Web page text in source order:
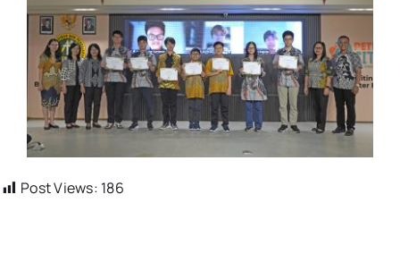
Post Views: 186